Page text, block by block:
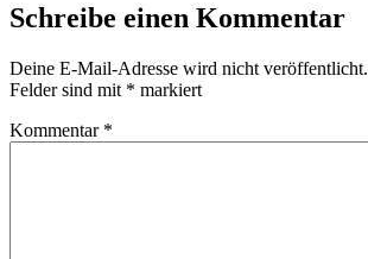
Schreibe einen Kommentar
Deine E-Mail-Adresse wird nicht veröffentlicht.
Felder sind mit * markiert
Kommentar *